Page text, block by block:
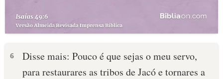
6
Disse mais: Pouco é que sejas o meu servo,
para restaurares as tribos de Jacó e tornares a